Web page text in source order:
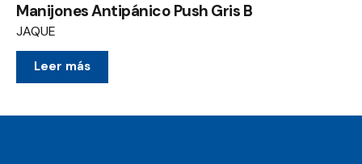
Manijones Antipánico Push Gris B
JAQUE
Leer más